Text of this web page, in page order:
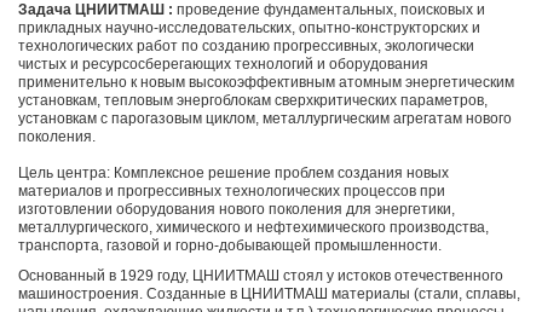
Задача ЦНИИТМАШ : проведение фундаментальных, поисковых и
прикладных научно-исследовательских, опытно-конструкторских и
технологических работ по созданию прогрессивных, экологически
чистых и ресурсосберегающих технологий и оборудования
применительно к новым высокоэффективным атомным энергетическим
установкам, тепловым энергоблокам сверхкритических параметров,
установкам с парогазовым циклом, металлургическим агрегатам нового
поколения.
Цель центра: Комплексное решение проблем создания новых
материалов и прогрессивных технологических процессов при
изготовлении оборудования нового поколения для энергетики,
металлургического, химического и нефтехимического производства,
транспорта, газовой и горно-добывающей промышленности.
Основанный в 1929 году, ЦНИИТМАШ стоял у истоков отечественного
машиностроения. Созданные в ЦНИИТМАШ материалы (стали, сплавы,